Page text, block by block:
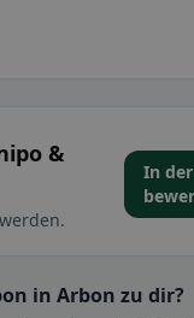
&
In
in Arbon zu dir?